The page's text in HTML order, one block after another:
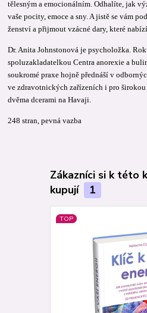
tělesným a emocionálním. Odhalíte, jak
vaše pocity, emoce a sny. A jistě se vám
ženství a přijmout vzácné dary, které
Dr. Anita Johnstonová je psycholožka.
spoluzakladatelkou Centra anorexie a
soukromé praxe hojně přednáší v
ve zdravotnických zařízeních i pro širokou
dvěma dcerami na Havaji.
248 stran, pevná vazba
Zákazníci si k této
kupují
1
TOP